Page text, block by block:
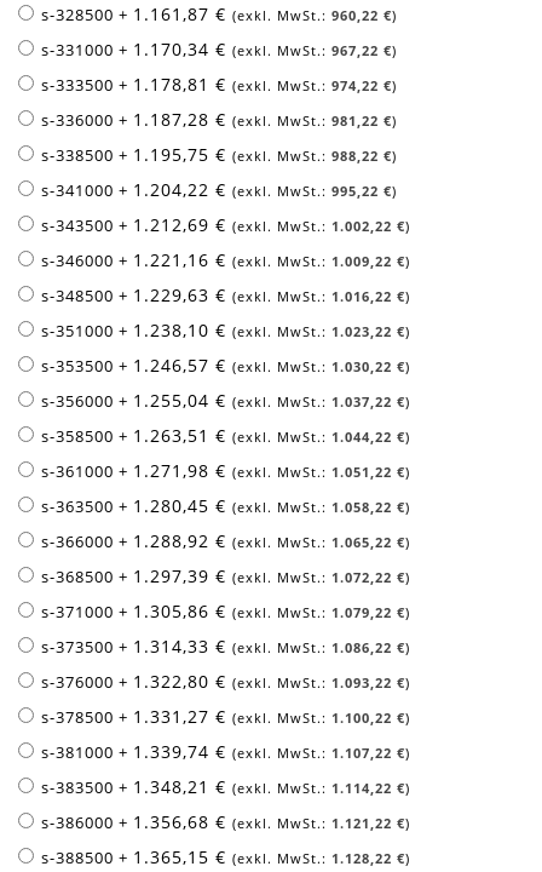
s-328500+ 1.161,87 € 960,22 €
s-331000+ 1.170,34 € 967,22 €
s-333500+ 1.178,81 € 974,22 €
s-336000+ 1.187,28 € 981,22 €
s-338500+ 1.195,75 € 988,22 €
s-341000+ 1.204,22 € 995,22 €
s-343500+ 1.212,69 € 1.002,22 €
s-346000+ 1.221,16 € 1.009,22 €
s-348500+ 1.229,63 € 1.016,22 €
s-351000+ 1.238,10 € 1.023,22 €
s-353500+ 1.246,57 € 1.030,22 €
s-356000+ 1.255,04 € 1.037,22 €
s-358500+ 1.263,51 € 1.044,22 €
s-361000+ 1.271,98 € 1.051,22 €
s-363500+ 1.280,45 € 1.058,22 €
s-366000+ 1.288,92 € 1.065,22 €
s-368500+ 1.297,39 € 1.072,22 €
s-371000+ 1.305,86 € 1.079,22 €
s-373500+ 1.314,33 € 1.086,22 €
s-376000+ 1.322,80 € 1.093,22 €
s-378500+ 1.331,27 € 1.100,22 €
s-381000+ 1.339,74 € 1.107,22 €
s-383500+ 1.348,21 € 1.114,22 €
s-386000+ 1.356,68 € 1.121,22 €
s-388500+ 1.365,15 € 1.128,22 €